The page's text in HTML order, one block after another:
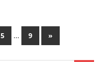
5 … 9
Entradas
siguientes
»